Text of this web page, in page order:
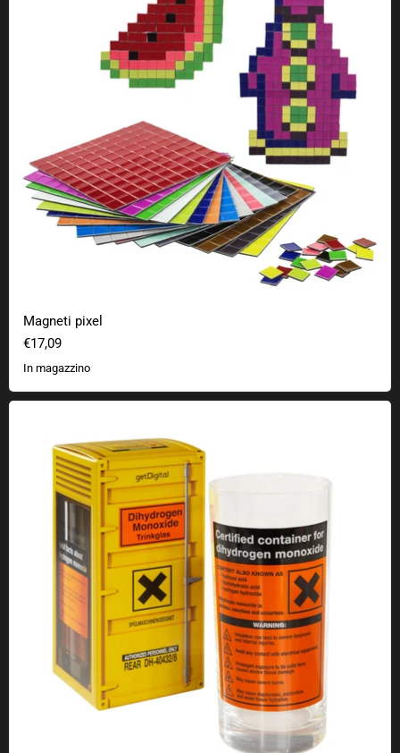
Magneti pixel
€17,09
In magazzino